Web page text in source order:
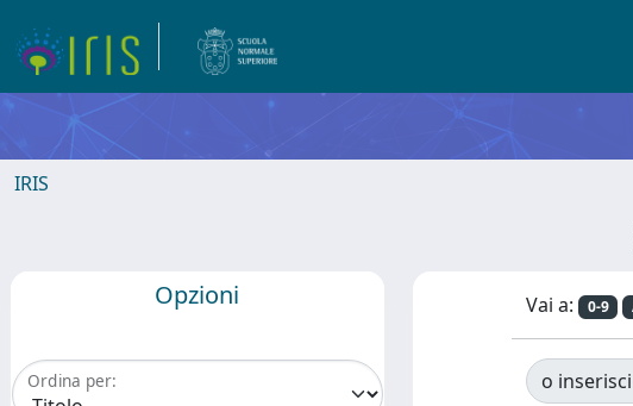
IRIS
Opzioni
Ordina per:
Vai a: 0-9
o